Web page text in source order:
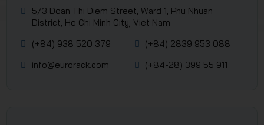
5/3 Doan Thi Diem Street, Ward 1, Phu Nhuan
District, Ho Chi Minh City, Viet Nam
(+84) 938 520 379
(+84) 2839 953 088
info@eurorack.com
(+84-28) 399 55 911